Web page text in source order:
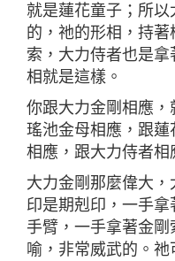
就是蓮花童子；所
的，祂的形相，持
索，大力侍者也是
相就是這樣。
你跟大力金剛相應
瑤池金母相應，跟
相應，跟大力侍者相
大力金剛那麼偉大
印是期剋印，一手
手臂，一手拿著金
喻，非常威武的。